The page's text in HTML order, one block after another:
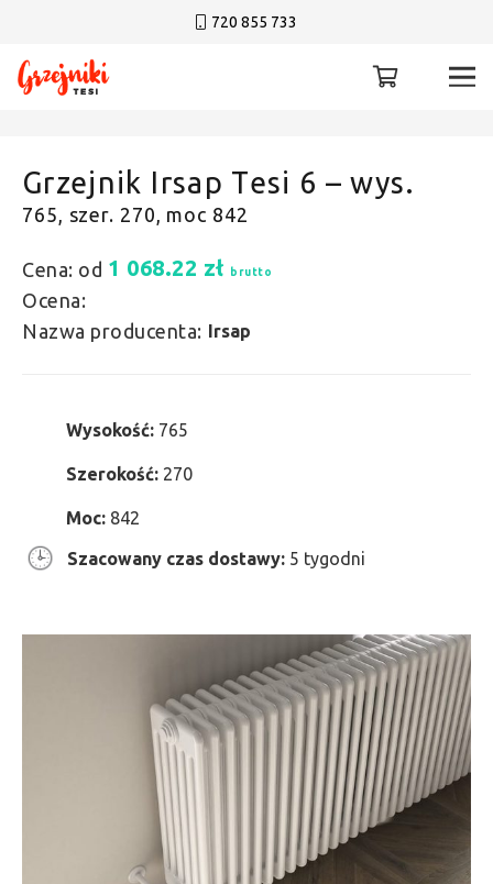
720 855 733
Grzejnik Irsap Tesi 6 – wys.
765, szer. 270, moc 842
Cena: od 1 068.22 zł brutto
Ocena:
Nazwa producenta: Irsap
Wysokość: 765
Szerokość: 270
Moc: 842
Szacowany czas dostawy: 5 tygodni